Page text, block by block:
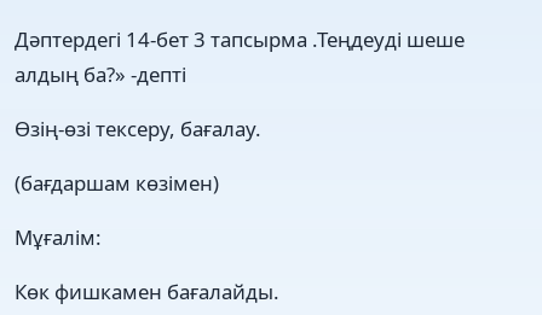
Дәптердегі 14-бет 3 тапсырма .Теңдеуді шеше
алдың ба?» -депті
Өзің-өзі тексеру, бағалау.
(бағдаршам көзімен)
Мұғалім:
Көк фишкамен бағалайды.